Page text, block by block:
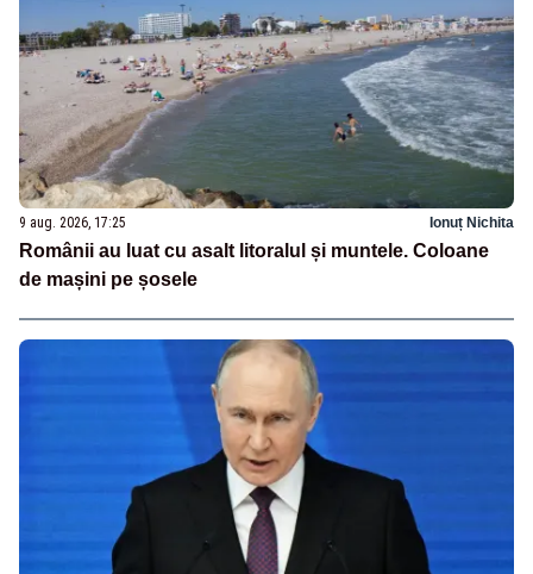
9 aug. 2026, 17:25 Ionuț Nichita
Românii au luat cu asalt litoralul și muntele. Coloane
de mașini pe șosele